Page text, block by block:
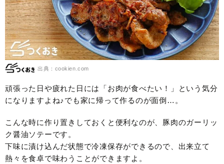
出典：cookien.com
頑張った日や疲れた日には「お肉が食べたい！」という気分
になりますよね♪でも家に帰って作るのが面倒…。
こんな時に作り置きしておくと便利なのが、豚肉のガーリッ
ク醤油ソテーです。
下味に漬け込んだ状態で冷凍保存ができるので、出来立て
熱々を食卓で味わうことができますよ。